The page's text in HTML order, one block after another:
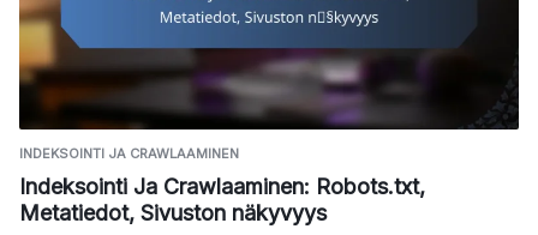
INDEKSOINTI JA CRAWLAAMINEN
Indeksointi Ja Crawlaaminen: Robots.txt,
Metatiedot, Sivuston näkyvyys